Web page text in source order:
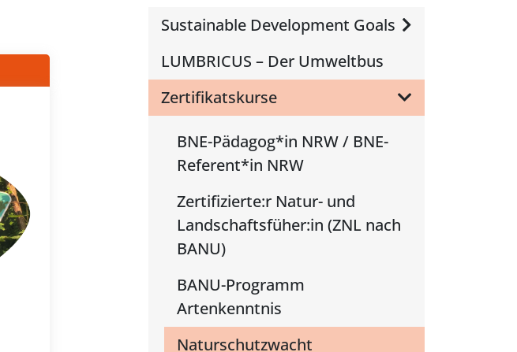
Sustainable Development Goals
LUMBRICUS – Der Umweltbus
Zertifikatskurse
BNE-Pädagog*in NRW / BNE-
Referent*in NRW
Zertifizierte:r Natur- und
Landschaftsfüher:in (ZNL nach
BANU)
BANU-Programm
Artenkenntnis
Naturschutzwacht